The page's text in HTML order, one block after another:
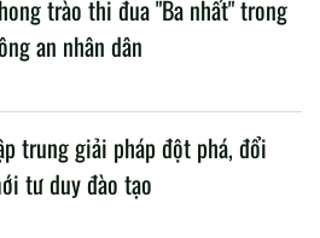
trào thi đua "Ba nhất" trong
an nhân dân
trung giải pháp đột phá, đổi
tư duy đào tạo